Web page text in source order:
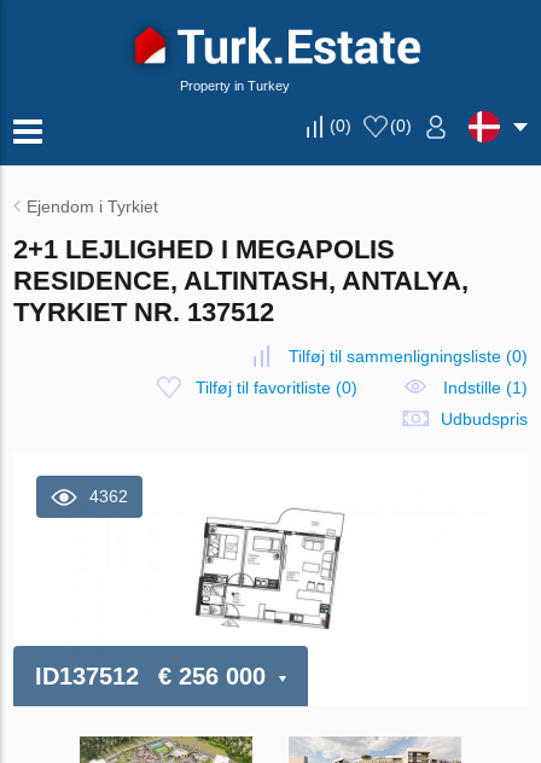
Property in Turkey
(0) (0)
Ejendom i Tyrkiet
2+1 LEJLIGHED I MEGAPOLIS
RESIDENCE, ALTINTASH, ANTALYA,
TYRKIET NR. 137512
Tilføj til sammenligningsliste(0)
Tilføj til favoritliste (0)
Indstille (1)
Udbudspris
4362
ID137512 € 256 000